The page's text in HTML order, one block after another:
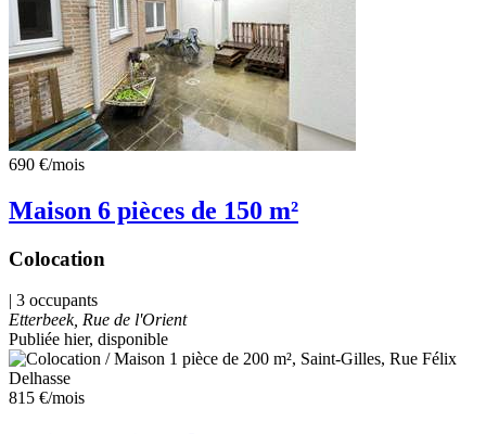
690 €/mois
Maison 6 pièces de 150 m²
Colocation
| 3 occupants
Etterbeek, Rue de l'Orient
Publiée hier, disponible
815 €/mois